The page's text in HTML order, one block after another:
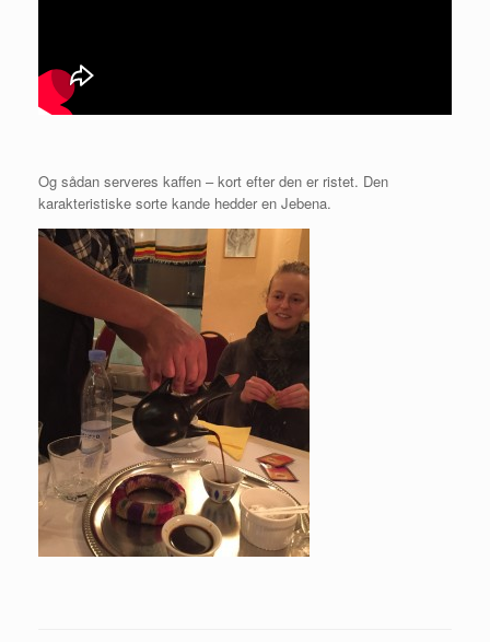
Og sådan serveres kaffen – kort efter den er ristet. Den
karakteristiske sorte kande hedder en Jebena.